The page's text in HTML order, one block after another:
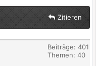
Zitieren
Beiträge: 401
Themen: 40